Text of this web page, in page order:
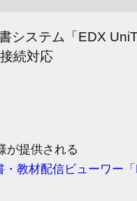
システム「EDX
続対応
が提供される
・教材配信ビューワー